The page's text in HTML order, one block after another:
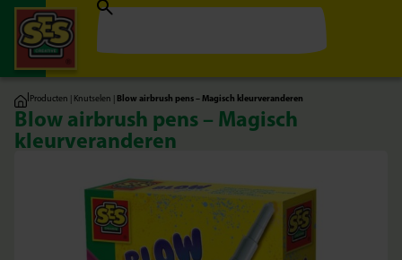
|Producten | Knutselen | Blow airbrush pens – Magisch kleurveranderen
Blow airbrush pens – Magisch
kleurveranderen